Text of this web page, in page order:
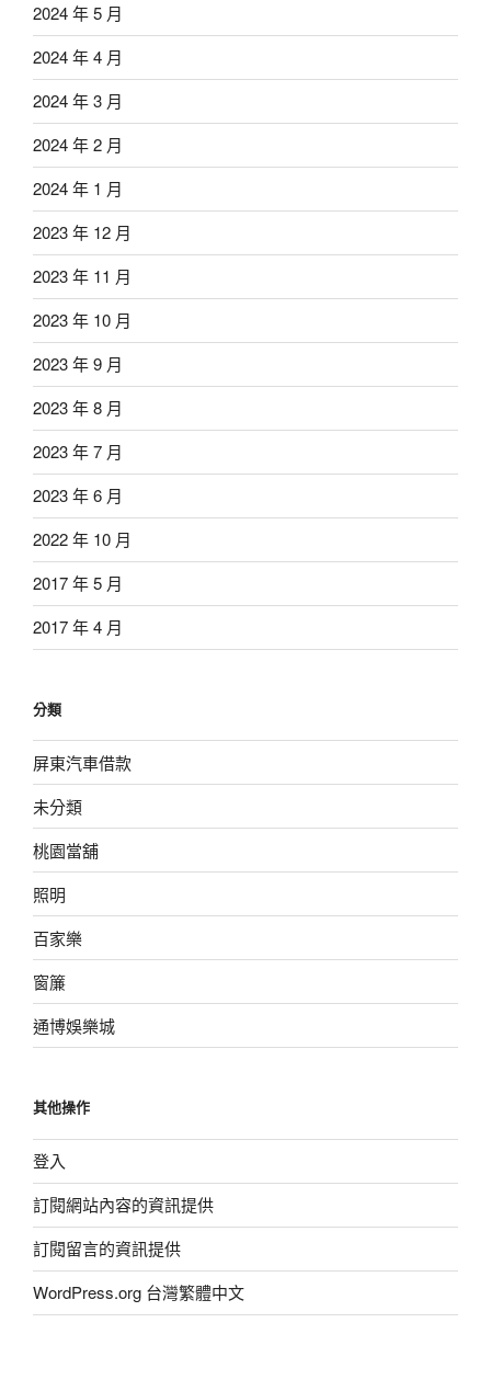
2024 年 5 月
2024 年 4 月
2024 年 3 月
2024 年 2 月
2024 年 1 月
2023 年 12 月
2023 年 11 月
2023 年 10 月
2023 年 9 月
2023 年 8 月
2023 年 7 月
2023 年 6 月
2022 年 10 月
2017 年 5 月
2017 年 4 月
分類
屏東汽車借款
未分類
桃園當舖
照明
百家樂
窗簾
通博娛樂城
其他操作
登入
訂閱網站內容的資訊提供
訂閱留言的資訊提供
WordPress.org 台灣繁體中文